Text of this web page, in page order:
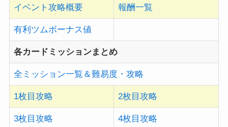
イベント攻略概要 報酬一覧
有利ツムボーナス値
各カードミッションまとめ
全ミッション一覧＆難易度・攻略
1枚目攻略 2枚目攻略
3枚目攻略 4枚目攻略